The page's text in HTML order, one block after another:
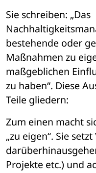
Sie schreiben: „Das
bestehende oder
Maßnahmen zu
maßgeblichen
zu haben“. Diese
Teile gliedern:
Zum einen macht
„zu eigen“. Sie
Projekte etc.) und